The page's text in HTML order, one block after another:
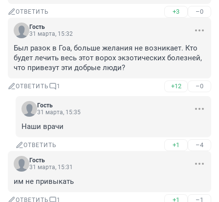
ОТВЕТИТЬ +3 –0
Гость
31 марта, 15:32
Был разок в Гоа, больше желания не возникает. Кто
будет лечить весь этот ворох экзотических болезней,
что привезут эти добрые люди?
ОТВЕТИТЬ 1 +12 –0
Гость
31 марта, 15:35
Наши врачи
ОТВЕТИТЬ +1 –4
Гость
31 марта, 15:31
им не привыкать
ОТВЕТИТЬ 1 +1 –1